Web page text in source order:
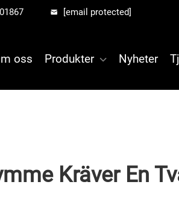
[email protected]
oss Produkter Nyheter
Kräver En